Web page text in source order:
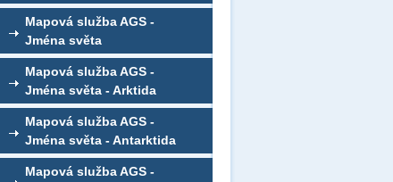
Mapová služba AGS -
Jména světa
Mapová služba AGS -
Jména světa - Arktida
Mapová služba AGS -
Jména světa - Antarktida
Mapová služba AGS -